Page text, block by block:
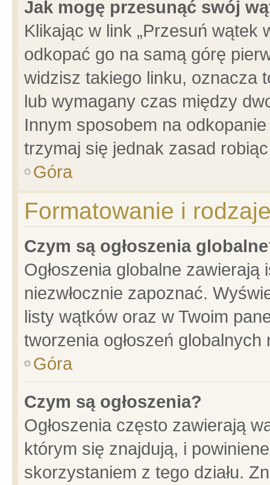
Jak mogę przesunąć swój
Klikając w link „Przesuń wątek
odkopać go na samą górę
widzisz takiego linku, oznacza
lub wymagany czas między
Innym sposobem na
trzymaj się jednak zasad
Góra
Formatowanie i
Czym są ogłoszenia
Ogłoszenia globalne
niezwłocznie zapoznać.
listy wątków oraz w Twoim
tworzenia ogłoszeń
Góra
Czym są ogłoszenia?
Ogłoszenia często zawierają
którym się znajdują, i
skorzystaniem z tego działu.